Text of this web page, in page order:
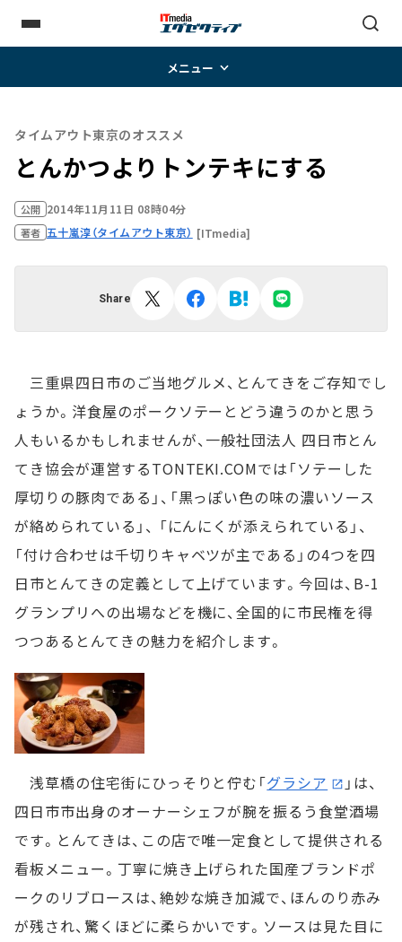
メニュー
タイムアウト東京のオススメ
とんかつよりトンテキにする
公開 2014年11月11日 08時04分
著者 五十嵐淳（タイムアウト東京） [ITmedia]
Share
三重県四日市のご当地グルメ、とんてきをご存知でし
ょうか。洋食屋のポークソテーとどう違うのかと思う
人もいるかもしれませんが、一般社団法人 四日市とん
てき協会が運営するTONTEKI.COMでは「ソテーした
厚切りの豚肉である」、「黒っぽい色の味の濃いソース
が絡められている」、 「にんにくが添えられている」、
「付け合わせは千切りキャベツが主である」の4つを四
日市とんてきの定義として上げています。今回は、B-1
グランプリへの出場などを機に、全国的に市民権を得
つつあるとんてきの魅力を紹介します。
浅草橋の住宅街にひっそりと佇む「グラシア
」は、
四日市市出身のオーナーシェフが腕を振るう食堂酒場
です。とんてきは、この店で唯一定食として提供される
看板メニュー。丁寧に焼き上げられた国産ブランドポ
ークのリブロースは、絶妙な焼き加減で、ほんのり赤み
が残され、驚くほどに柔らかいです。ソースは見た目に